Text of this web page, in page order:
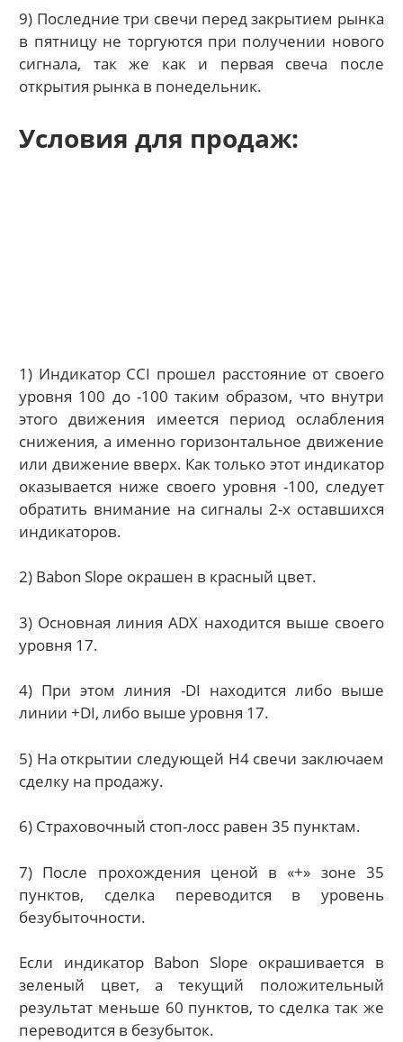
9) Последние три свечи перед закрытием рынка
в пятницу не торгуются при получении нового
сигнала, так же как и первая свеча после
открытия рынка в понедельник.
Условия для продаж:
1) Индикатор CCI прошел расстояние от своего
уровня 100 до -100 таким образом, что внутри
этого движения имеется период ослабления
снижения, а именно горизонтальное движение
или движение вверх. Как только этот индикатор
оказывается ниже своего уровня -100, следует
обратить внимание на сигналы 2-х оставшихся
индикаторов.
2) Babon Slope окрашен в красный цвет.
3) Основная линия ADX находится выше своего
уровня 17.
4) При этом линия -DI находится либо выше
линии +DI, либо выше уровня 17.
5) На открытии следующей H4 свечи заключаем
сделку на продажу.
6) Страховочный стоп-лосс равен 35 пунктам.
7) После прохождения ценой в «+» зоне 35
пунктов, сделка переводится в уровень
безубыточности.
Если индикатор Babon Slope окрашивается в
зеленый цвет, а текущий положительный
результат меньше 60 пунктов, то сделка так же
переводится в безубыток.